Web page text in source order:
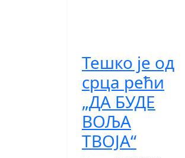
Тешко је од
срца рећи
„ДА БУДЕ
ВОЉА
ТВОЈА“